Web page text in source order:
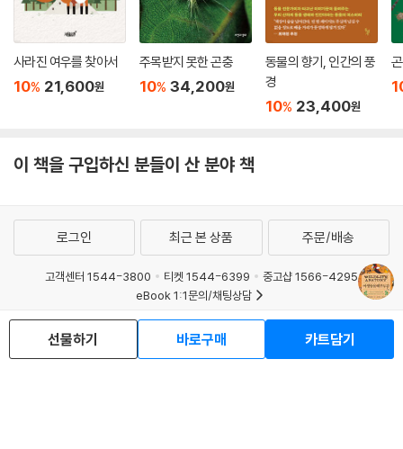
사라진 여우를 찾아서
10% 21,600원
주목받지 못한 곤충
10% 34,200원
동물의 향기, 인간의 풍
경
10% 23,400원
이 책을 구입하신 분들이 산 분야 책
선물하기 바로구매 카트담기
로그인 최근 본 상품 주문/배송
고객센터 1544-3800 티켓 1544-6399
중고샵 1566-4295
eBook 1:1문의/채팅상담
예스이십사(주) 사업자 정보
이용약관
개인정보처리방침
청소년보호정책